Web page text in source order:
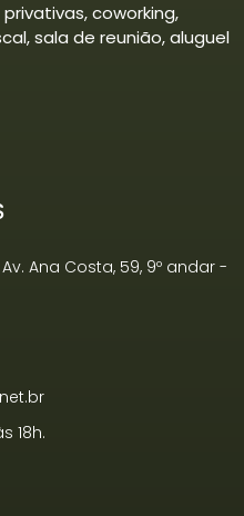
coworking,
sala de reunião, aluguel
Ana Costa, 59, 9º andar -
18h.